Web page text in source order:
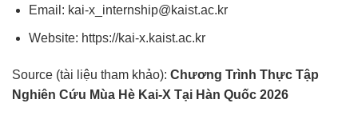
Email: kai-x_internship@kaist.ac.kr
Website: https://kai-x.kaist.ac.kr
Source (tài liệu tham khảo): Chương Trình Thực Tập
Nghiên Cứu Mùa Hè Kai-X Tại Hàn Quốc 2026